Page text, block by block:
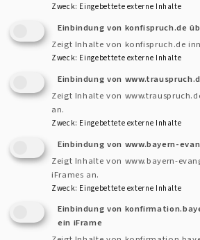
beim Autor
Wir treffen uns am Sonntag, den
16.30Uhr an der Kirche in Welbhausen
gemeinsam los. Gerne Fackeln oder
Uns begleitet Bläsermusik und der
Anschließend noch gemütliches
Gastwirtschaft.
können also möglichst alle von jung
Zweck: Eingebettete externe Inhalte
Einbindung von konfispruch.de
Zeigt Inhalte von konfispruch.de
Zweck: Eingebettete externe Inhalte
Einbindung von
Zeigt Inhalte von
an.
Zweck: Eingebettete externe Inhalte
Einbindung von www.bayern-
Zeigt Inhalte von www.bayern-
iFrames an.
Zweck: Eingebettete externe Inhalte
Einbindung von
ein iFrame